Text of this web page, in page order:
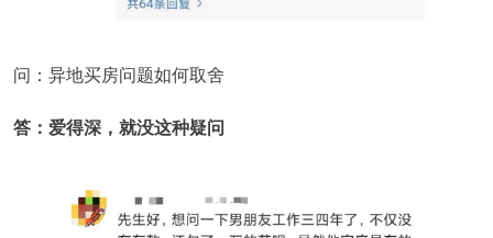
问：异地买房问题如何取舍
答：爱得深，就没这种疑问